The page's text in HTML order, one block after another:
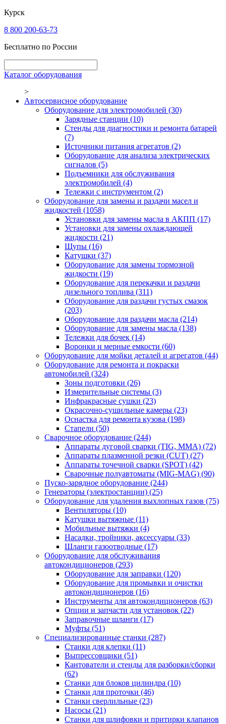
Курск
8 800 200-63-73
Бесплатно по России
Каталог оборудования
>
Автосервисное оборудование
Оборудование для электромобилей (30)
Зарядные станции (10)
Стенды для диагностики и ремонта батарей
(7)
Источники питания агрегатов (2)
Оборудование для анализа электрических
сигналов (5)
Подъемники для обслуживания
электромобилей (4)
Тележки с инструментом (2)
Оборудование для замены и раздачи масел и
жидкостей (1058)
Установки для замены масла в АКПП (17)
Установки для замены охлаждающей
жидкости (21)
Щупы (16)
Катушки (37)
Оборудование для замены тормозной
жидкости (19)
Оборудование для перекачки и раздачи
дизельного топлива (311)
Оборудование для раздачи густых смазок
(203)
Оборудование для раздачи масла (214)
Оборудование для замены масла (138)
Тележки для бочек (14)
Воронки и мерные емкости (60)
Оборудование для мойки деталей и агрегатов (44)
Оборудование для ремонта и покраски
автомобилей (324)
Зоны подготовки (26)
Измерительные системы (3)
Инфракрасные сушки (23)
Окрасочно-сушильные камеры (23)
Оснастка для ремонта кузова (198)
Стапели (50)
Сварочное оборудование (244)
Аппараты дуговой сварки (TIG, MMA) (72)
Аппараты плазменной резки (CUT) (27)
Аппараты точечной сварки (SPOT) (42)
Сварочные полуавтоматы (MIG-MAG) (90)
Пуско-зарядное оборудование (244)
Генераторы (электростанции) (25)
Оборудование для удаления выхлопных газов (75)
Вентиляторы (10)
Катушки вытяжные (11)
Мобильные вытяжки (4)
Насадки, тройники, аксессуары (33)
Шланги газоотводные (17)
Оборудование для обслуживания
автокондиционеров (293)
Оборудование для заправки (120)
Оборудование для промывки и очистки
автокондиционеров (16)
Инструменты для автокондиционеров (63)
Опции и запчасти для установок (22)
Заправочные шланги (17)
Муфты (51)
Специализированные станки (287)
Станки для клепки (11)
Выпрессовщики (51)
Кантователи и стенды для разборки/сборки
(62)
Станки для блоков цилиндра (10)
Станки для проточки (46)
Станки сверлильные (23)
Насосы (21)
Станки для шлифовки и притирки клапанов